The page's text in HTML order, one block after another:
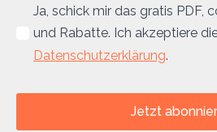
Ja, schick mir das gratis PDF,
und Rabatte. Ich akzeptiere
Datenschutzerklärung.
Jetzt